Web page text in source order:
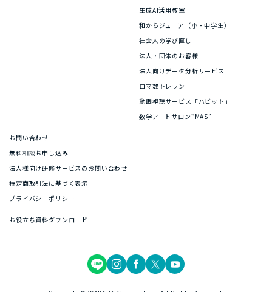
生成AI活用教室
和からジュニア（小・中学生）
社会人の学び直し
法人・団体のお客様
法人向けデータ分析サービス
ロマ数トレラン
動画視聴サービス「ハビット」
数学アートサロン“MAS”
お問い合わせ
無料相談お申し込み
法人様向け研修サービスのお問い合わせ
特定商取引法に基づく表示
プライバシーポリシー
お役立ち資料ダウンロード